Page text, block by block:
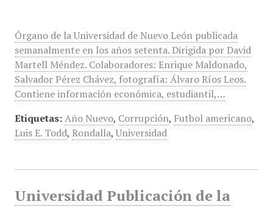
Órgano de la Universidad de Nuevo León publicada
semanalmente en los años setenta. Dirigida por David
Martell Méndez. Colaboradores: Enrique Maldonado,
Salvador Pérez Chávez, fotografía: Álvaro Ríos Leos.
Contiene información económica, estudiantil,…
Etiquetas: Año Nuevo, Corrupción, Futbol americano,
Luis E. Todd, Rondalla, Universidad
Universidad Publicación de la